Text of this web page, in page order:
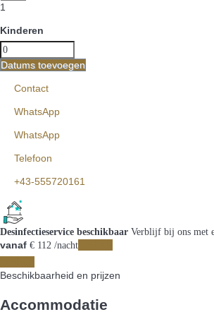
1
Kinderen
Datums toevoegen
Contact
WhatsApp
WhatsApp
Telefoon
+43-555720161
Desinfectieservice beschikbaar Verblijf bij ons met
vanaf € 112 /nacht
Beschikbaarheid en prijzen
Accommodatie